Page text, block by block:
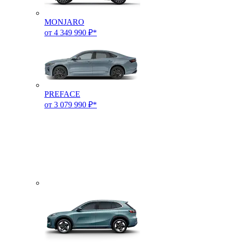
MONJARO
от 4 349 990 ₽*
PREFACE
от 3 079 990 ₽*